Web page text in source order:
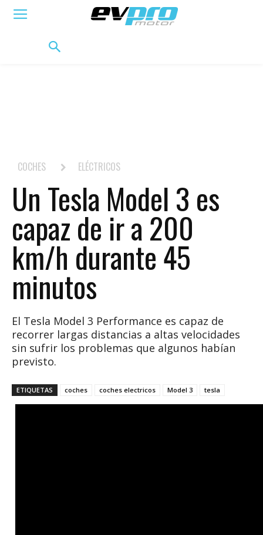
COCHES ELÉCTRICOS
Un Tesla Model 3 es
capaz de ir a 200
km/h durante 45
minutos
El Tesla Model 3 Performance es capaz de
recorrer largas distancias a altas velocidades
sin sufrir los problemas que algunos habían
previsto.
ETIQUETAS coches coches electricos Model 3 tesla